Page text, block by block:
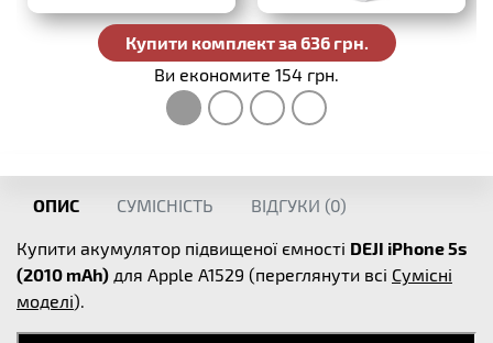
Купити комплект за 636 грн.
Ви економите 154 грн.
ОПИС СУМІСНІСТЬ ВІДГУКИ (0)
Купити акумулятор підвищеної ємності DEJI iPhone 5s
(2010 mAh) для Apple A1529 (переглянути всі Сумісні
моделі).